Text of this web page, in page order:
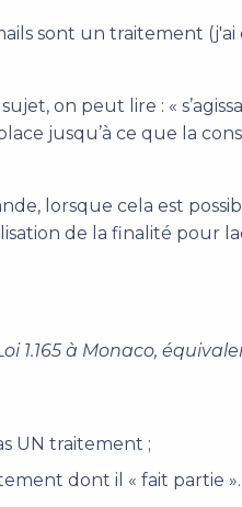
sont un traitement
on peut lire : «
jusqu’à ce que la
lorsque cela est
de la finalité
1.165 à Monaco,
UN traitement ;
dont il « fait partie ».